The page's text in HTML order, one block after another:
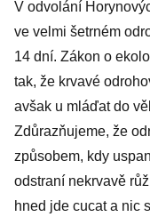
V odvolání
ve velmi šetrném
14 dní. Zákon o
tak, že krvavé
avšak u mláďat do
Zdůrazňujeme, že
způsobem, kdy
odstraní nekrvavě
hned jde cucat a nic